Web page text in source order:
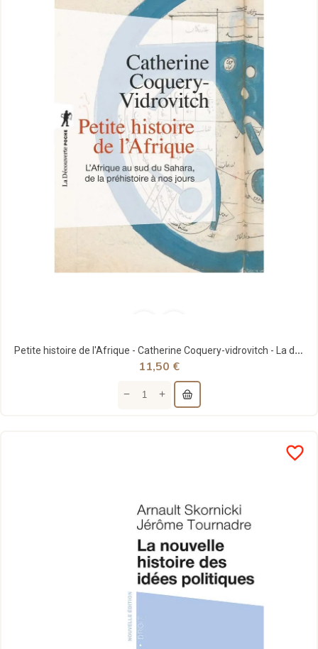
Petite histoire de l'Afrique - Catherine Coquery-vidrovitch - La découverte
11,50 €
favorite_border